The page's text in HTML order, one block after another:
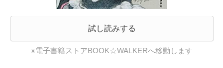
試し読みする
※電子書籍ストアBOOK☆WALKERへ移動します